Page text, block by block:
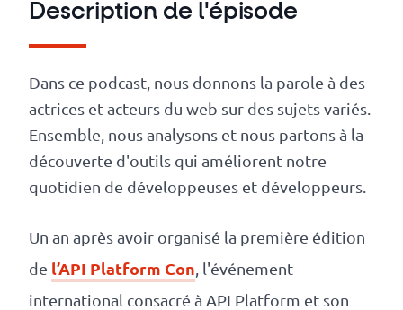
La
coopérative
On
recrute
Simulateur
de
revenus
API
Description de l'épisode
Dans ce podcast, nous donnons la parole à des
actrices et acteurs du web sur des sujets variés.
Ensemble, nous analysons et nous partons à la
découverte d'outils qui améliorent notre
quotidien de développeuses et développeurs.
Un an après avoir organisé la première édition
de l’API Platform Con , l'événement
international consacré à API Platform et son